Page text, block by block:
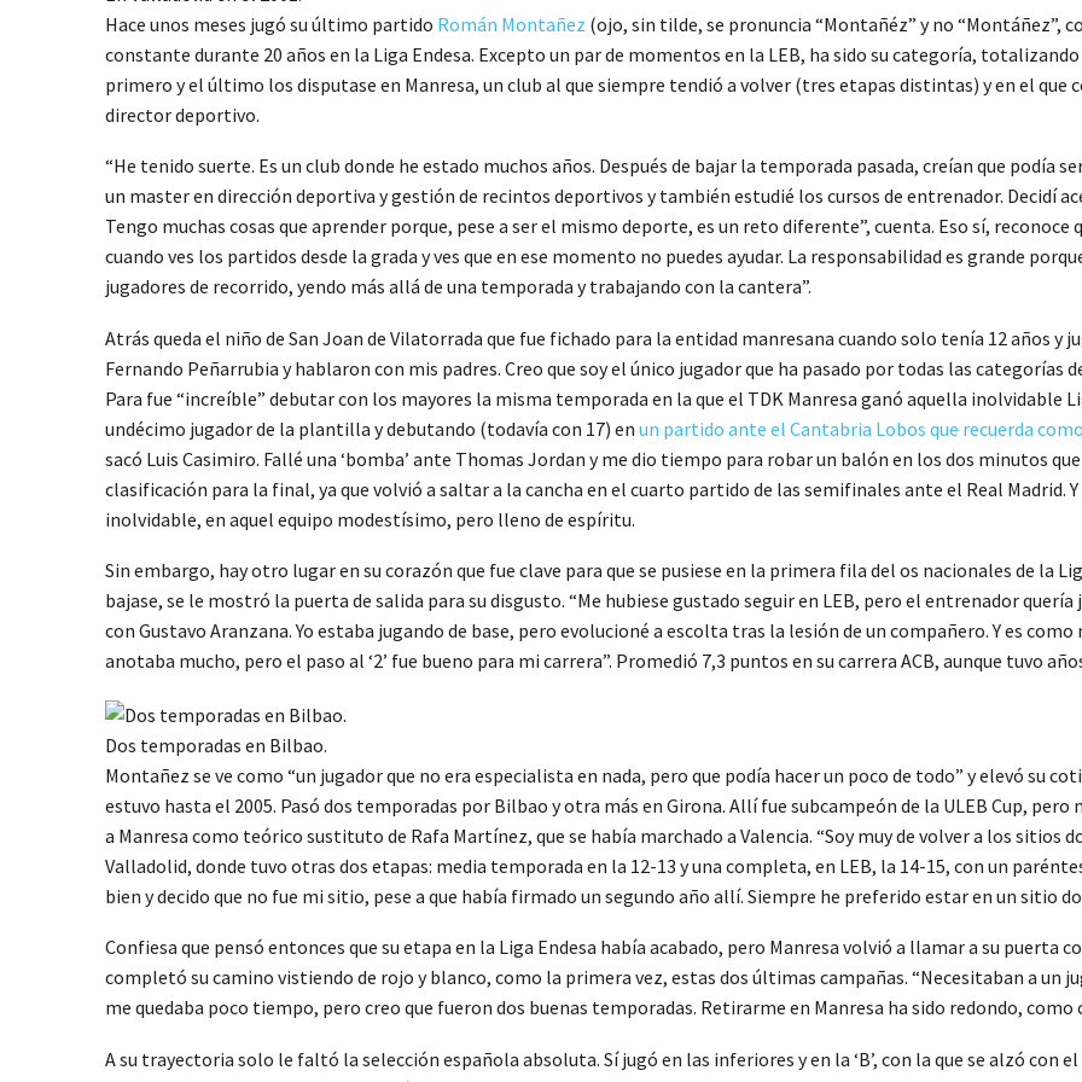
Hace unos meses jugó su último partido Román Montañez (ojo, sin tilde, se pronuncia “Montañéz” y no “Montáñez”,
constante durante 20 años en la Liga Endesa. Excepto un par de momentos en la LEB, ha sido su categoría,
primero y el último los disputase en Manresa, un club al que siempre tendió a volver (tres etapas distintas) y en el que
director deportivo.
“He tenido suerte. Es un club donde he estado muchos años. Después de bajar la temporada pasada, creían que podía
un master en dirección deportiva y gestión de recintos deportivos y también estudié los cursos de entrenador. Decidí
Tengo muchas cosas que aprender porque, pese a ser el mismo deporte, es un reto diferente”, cuenta. Eso sí, reconoce
cuando ves los partidos desde la grada y ves que en ese momento no puedes ayudar. La responsabilidad es grande
jugadores de recorrido, yendo más allá de una temporada y trabajando con la cantera”.
Atrás queda el niño de San Joan de Vilatorrada que fue fichado para la entidad manresana cuando solo tenía 12 años y
Fernando Peñarrubia y hablaron con mis padres. Creo que soy el único jugador que ha pasado por todas las categorías
Para fue “increíble” debutar con los mayores la misma temporada en la que el TDK Manresa ganó aquella inolvidable
undécimo jugador de la plantilla y debutando (todavía con 17) en un partido ante el Cantabria Lobos que recuerda
sacó Luis Casimiro. Fallé una ‘bomba’ ante Thomas Jordan y me dio tiempo para robar un balón en los dos minutos
clasificación para la final, ya que volvió a saltar a la cancha en el cuarto partido de las semifinales ante el Real
inolvidable, en aquel equipo modestísimo, pero lleno de espíritu.
Sin embargo, hay otro lugar en su corazón que fue clave para que se pusiese en la primera fila del os nacionales de la
bajase, se le mostró la puerta de salida para su disgusto. “Me hubiese gustado seguir en LEB, pero el entrenador
con Gustavo Aranzana. Yo estaba jugando de base, pero evolucioné a escolta tras la lesión de un compañero. Y es
anotaba mucho, pero el paso al ‘2’ fue bueno para mi carrera”. Promedió 7,3 puntos en su carrera ACB, aunque tuvo
Dos temporadas en Bilbao.
Montañez se ve como “un jugador que no era especialista en nada, pero que podía hacer un poco de todo” y elevó su
estuvo hasta el 2005. Pasó dos temporadas por Bilbao y otra más en Girona. Allí fue subcampeón de la ULEB Cup,
a Manresa como teórico sustituto de Rafa Martínez, que se había marchado a Valencia. “Soy muy de volver a los sitios
Valladolid, donde tuvo otras dos etapas: media temporada en la 12-13 y una completa, en LEB, la 14-15, con un
bien y decido que no fue mi sitio, pese a que había firmado un segundo año allí. Siempre he preferido estar en un sitio
Confiesa que pensó entonces que su etapa en la Liga Endesa había acabado, pero Manresa volvió a llamar a su puerta
completó su camino vistiendo de rojo y blanco, como la primera vez, estas dos últimas campañas. “Necesitaban a un
me quedaba poco tiempo, pero creo que fueron dos buenas temporadas. Retirarme en Manresa ha sido redondo, como
A su trayectoria solo le faltó la selección española absoluta. Sí jugó en las inferiores y en la ‘B’, con la que se alzó con